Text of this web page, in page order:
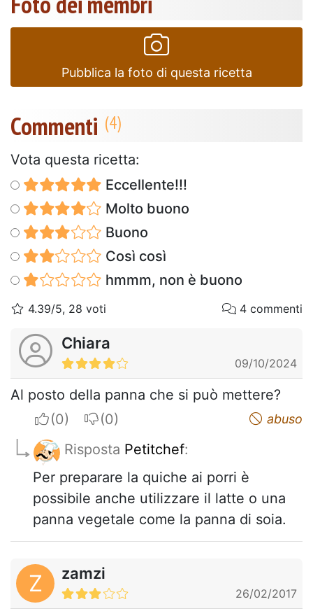
Pubblica la foto di questa ricetta
Commenti
Vota questa ricetta:
Eccellente!!!
Molto buono
Buono
Così così
hmmm, non è buono
4.39/5, 28 voti 4 commenti
Chiara
09/10/2024
Al posto della panna che si può mettere?
I apreciateI do not appreciate abuso
Risposta Petitchef:
Per preparare la quiche ai porri è
possibile anche utilizzare il latte o una
panna vegetale come la panna di soia.
Z zamzi
26/02/2017